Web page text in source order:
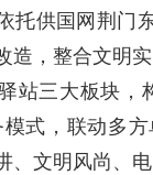
托供国网荆门
造，整合文明
站三大板块，
式，联动多方
、文明风尚、